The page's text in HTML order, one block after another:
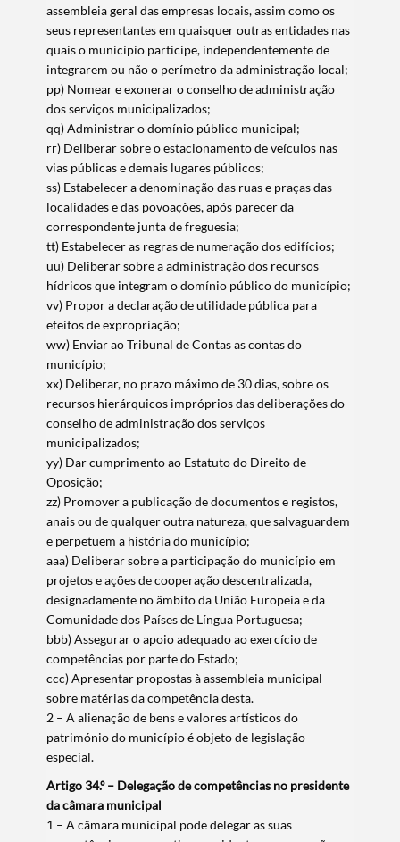
Termo de Pesquisa
assembleia geral das empresas locais, assim como os
seus representantes em quaisquer outras entidades nas
quais o município participe, independentemente de
integrarem ou não o perímetro da administração local;
pp) Nomear e exonerar o conselho de administração
dos serviços municipalizados;
qq) Administrar o domínio público municipal;
rr) Deliberar sobre o estacionamento de veículos nas
vias públicas e demais lugares públicos;
ss) Estabelecer a denominação das ruas e praças das
localidades e das povoações, após parecer da
correspondente junta de freguesia;
tt) Estabelecer as regras de numeração dos edifícios;
uu) Deliberar sobre a administração dos recursos
hídricos que integram o domínio público do município;
vv) Propor a declaração de utilidade pública para
efeitos de expropriação;
ww) Enviar ao Tribunal de Contas as contas do
município;
xx) Deliberar, no prazo máximo de 30 dias, sobre os
recursos hierárquicos impróprios das deliberações do
conselho de administração dos serviços
municipalizados;
yy) Dar cumprimento ao Estatuto do Direito de
Oposição;
zz) Promover a publicação de documentos e registos,
anais ou de qualquer outra natureza, que salvaguardem
e perpetuem a história do município;
aaa) Deliberar sobre a participação do município em
projetos e ações de cooperação descentralizada,
designadamente no âmbito da União Europeia e da
Comunidade dos Países de Língua Portuguesa;
bbb) Assegurar o apoio adequado ao exercício de
competências por parte do Estado;
ccc) Apresentar propostas à assembleia municipal
sobre matérias da competência desta.
2 – A alienação de bens e valores artísticos do
património do município é objeto de legislação
especial.
Artigo 34.º – Delegação de competências no presidente
da câmara municipal
1 – A câmara municipal pode delegar as suas